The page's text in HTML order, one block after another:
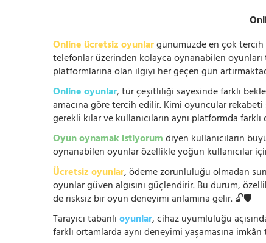
Online ücretsiz oyunlargünümüzde en çok tercih
telefonlar üzerinden kolayca oynanabilen oyunları
platformlarına olan ilgiyi her geçen gün
Online oyunlar, tür çeşitliliği sayesinde farklı
amacına göre tercih edilir. Kimi oyuncular
gerekli kılar ve kullanıcıların aynı platformda
Oyun oynamak istiyorumdiyen kullanıcıların
oynanabilen oyunlar özellikle yoğun kullanıcılar
Ücretsiz oyunlar, ödeme zorunluluğu olmadan
oyunlar güven algısını güçlendirir. Bu durum,
de risksiz bir oyun deneyimi anlamına gelir. 🔓🛡️
Tarayıcı tabanlıoyunlar, cihaz uyumluluğu
farklı ortamlarda aynı deneyimi yaşamasına